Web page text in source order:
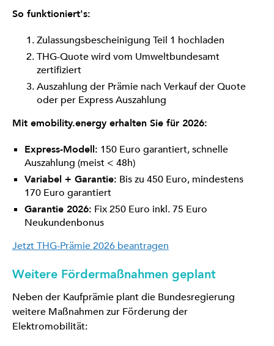
So funktioniert's:
Zulassungsbescheinigung Teil 1 hochladen
THG-Quote wird vom Umweltbundesamt
zertifiziert
Auszahlung der Prämie nach Verkauf der Quote
oder per Express Auszahlung
Mit emobility.energy erhalten Sie für 2026:
Express-Modell: 150 Euro garantiert, schnelle
Auszahlung (meist < 48h)
Variabel + Garantie: Bis zu 450 Euro, mindestens
170 Euro garantiert
Garantie 2026: Fix 250 Euro inkl. 75 Euro
Neukundenbonus
Jetzt THG-Prämie 2026 beantragen
Weitere Fördermaßnahmen geplant
Neben der Kaufprämie plant die Bundesregierung
weitere Maßnahmen zur Förderung der
Elektromobilität: